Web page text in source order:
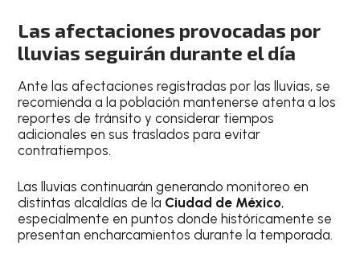
Las afectaciones provocadas por
lluvias seguirán durante el día
Ante las afectaciones registradas por las lluvias, se
recomienda a la población mantenerse atenta a los
reportes de tránsito y considerar tiempos
adicionales en sus traslados para evitar
contratiempos.
Las lluvias continuarán generando monitoreo en
distintas alcaldías de la Ciudad de México,
especialmente en puntos donde históricamente se
presentan encharcamientos durante la temporada.